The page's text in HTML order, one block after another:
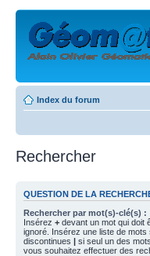
Index du forum
Rechercher
QUESTION DE LA
Rechercher par mot(s)-clé(s) :
Insérez + devant un mot qui doit
ignoré. Insérez une liste de
discontinues | si seul un des
vous souhaitez effectuer des